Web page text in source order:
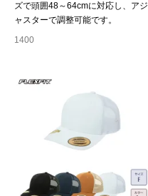
ズで頭囲48～64cmに対応し、アジ
ャスターで調整可能です。
1400